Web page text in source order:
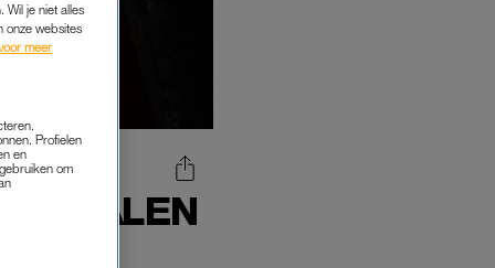
Wil je niet alles
onze websites
meer
Profielen
en
om